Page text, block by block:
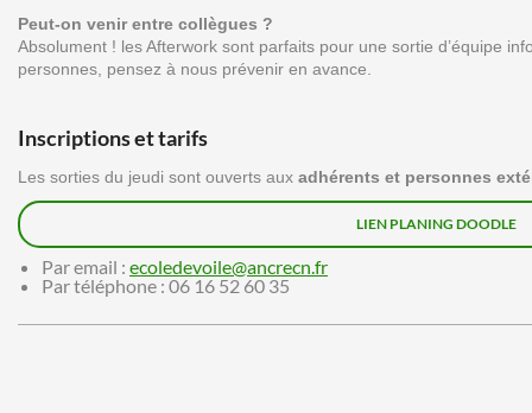
Peut-on venir entre collègues ?
Absolument ! les Afterwork sont parfaits pour une sortie d’équipe
personnes, pensez à nous prévenir en avance.
Inscriptions et tarifs
Les sorties du jeudi sont ouverts aux adhérents et personnes
LIEN PLANING DOODLE
Par email : ecoledevoile@ancrecn.fr
Par téléphone : 06 16 52 60 35